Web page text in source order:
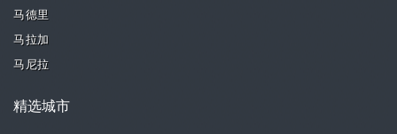
马德里
马拉加
马尼拉
精选城市